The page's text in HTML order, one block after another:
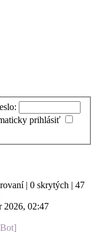
prihlásiť
| 0 skrytých | 47
2026, 02:47